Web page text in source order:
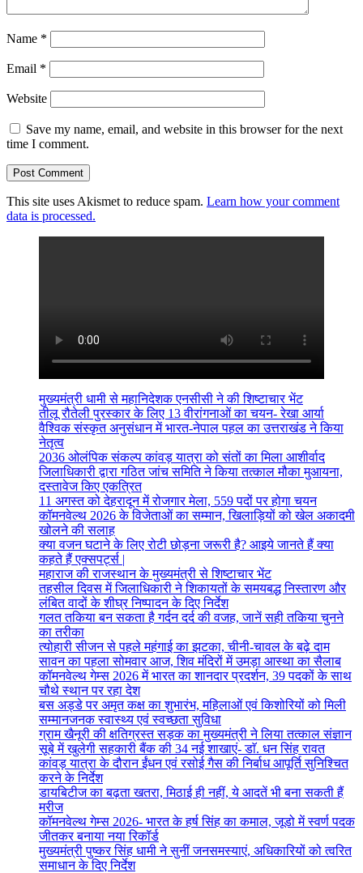
Name *
Email *
Website
Save my name, email, and website in this browser for the next
time I comment.
This site uses Akismet to reduce spam. Learn how your comment
data is processed.
मुख्यमंत्री धामी से महानिदेशक एनसीसी ने की शिष्टाचार भेंट
तीलू रौतेली पुरस्कार के लिए 13 वीरांगनाओं का चयन- रेखा आर्या
वैश्विक संस्कृत अनुसंधान में भारत-नेपाल पहल का उत्तराखंड ने किया
नेतृत्व
2036 ओलंपिक संकल्प कांवड़ यात्रा को संतों का मिला आशीर्वाद
जिलाधिकारी द्वारा गठित जांच समिति ने किया तत्काल मौका मुआयना,
दस्तावेज किए एकत्रित
11 अगस्त को देहरादून में रोजगार मेला, 559 पदों पर होगा चयन
कॉमनवेल्थ 2026 के विजेताओं का सम्मान, खिलाड़ियों को खेल अकादमी
खोलने की सलाह
क्या वजन घटाने के लिए रोटी छोड़ना जरूरी है? आइये जानते हैं क्या
कहते हैं एक्सपर्ट्स |
महाराज की राजस्थान के मुख्यमंत्री से शिष्टाचार भेंट
तहसील दिवस में जिलाधिकारी ने शिकायतों के समयबद्ध निस्तारण और
लंबित वादों के शीघ्र निष्पादन के दिए निर्देश
गलत तकिया बन सकता है गर्दन दर्द की वजह, जानें सही तकिया चुनने
का तरीका
त्योहारी सीजन से पहले महंगाई का झटका, चीनी-चावल के बढ़े दाम
सावन का पहला सोमवार आज, शिव मंदिरों में उमड़ा आस्था का सैलाब
कॉमनवेल्थ गेम्स 2026 में भारत का शानदार प्रदर्शन, 39 पदकों के साथ
चौथे स्थान पर रहा देश
बस अड्डे पर अमृत कक्ष का शुभारंभ, महिलाओं एवं किशोरियों को मिली
सम्मानजनक स्वास्थ्य एवं स्वच्छता सुविधा
ग्राम खैनूरी की क्षतिग्रस्त सड़क का मुख्यमंत्री ने लिया तत्काल संज्ञान
सूबे में खुलेगी सहकारी बैंक की 34 नई शाखाएं- डाॅ. धन सिंह रावत
कांवड़ यात्रा के दौरान ईंधन एवं रसोई गैस की निर्बाध आपूर्ति सुनिश्चित
करने के निर्देश
डायबिटीज का बढ़ता खतरा, मिठाई ही नहीं, ये आदतें भी बना सकती हैं
मरीज
कॉमनवेल्थ गेम्स 2026- भारत के हर्ष सिंह का कमाल, जूडो में स्वर्ण पदक
जीतकर बनाया नया रिकॉर्ड
मुख्यमंत्री पुष्कर सिंह धामी ने सुनीं जनसमस्याएं, अधिकारियों को त्वरित
समाधान के दिए निर्देश